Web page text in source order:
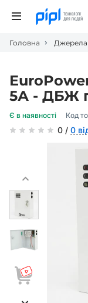
Головна
5А - ДБЖ
Є в наявності Код
0 / 0